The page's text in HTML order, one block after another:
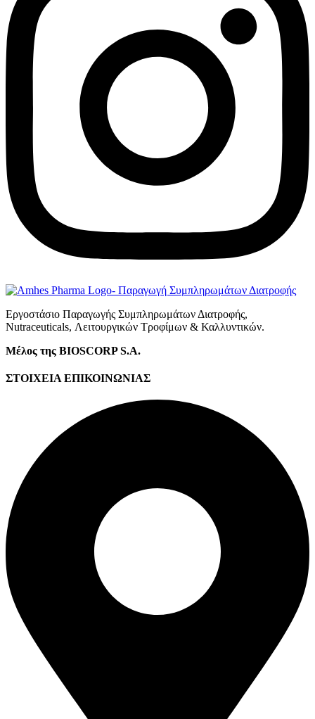
Εργοστάσιο Παραγωγής Συμπληρωμάτων Διατροφής,
Νutraceuticals, Λειτουργικών Τροφίμων & Καλλυντικών.
Μέλος της BIOSCORP S.A.
ΣΤΟΙΧΕΙΑ ΕΠΙΚΟΙΝΩΝΙΑΣ